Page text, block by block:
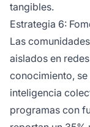
tangibles.
Estrategia 6:
Las
aislados en
conocimiento,
inteligencia
programas con